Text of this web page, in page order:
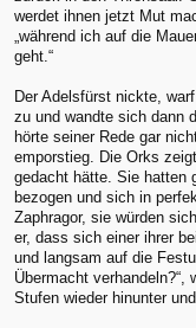
werdet ihnen jetzt Mut
„während ich auf die
geht.“
Der Adelsfürst nickte,
zu und wandte sich dann
hörte seiner Rede gar
emporstieg. Die Orks
gedacht hätte. Sie hatten
bezogen und sich in
Zaphragor, sie würden
er, dass sich einer ihrer
und langsam auf die
Übermacht
Stufen wieder hinunter